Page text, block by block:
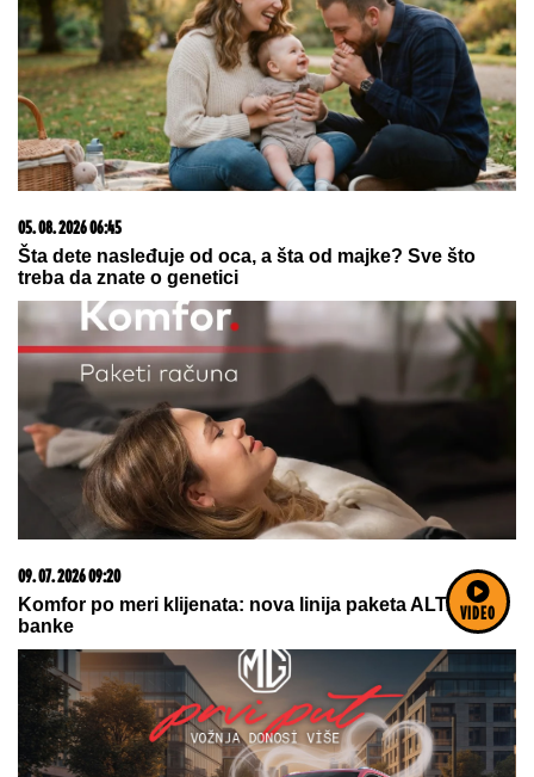
VIDEO
05. 08. 2026 06:45
Šta dete nasleđuje od oca, a šta od majke? Sve što
treba da znate o genetici
09. 07. 2026 09:20
Komfor po meri klijenata: nova linija paketa ALTA
banke